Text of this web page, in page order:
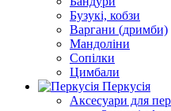
Бузукі, кобзи
Варгани (дримби)
Мандоліни
Сопілки
Цимбали
Перкусія
Аксесуари для